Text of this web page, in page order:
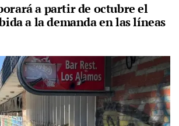
a partir de octubre el
a la demanda en las líneas